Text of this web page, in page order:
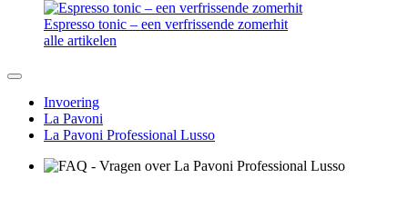
Espresso tonic – een verfrissende zomerhit
alle artikelen
Invoering
La Pavoni
La Pavoni Professional Lusso